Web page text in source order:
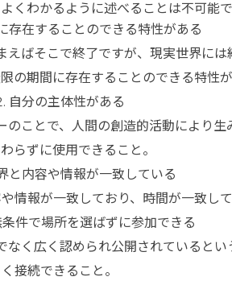
くわかるように述べることは不可能で
存在することのできる特性がある
ばそこで終了ですが、現実世界に
の期間に存在することのできる特性が
自分の主体性がある
ことで、人間の創造的活動により
らずに使用できること。
と内容や情報が一致している
情報が一致しており、時間が一致して
件で場所を選ばずに参加できる
く広く認められ公開されていると
く接続できること。